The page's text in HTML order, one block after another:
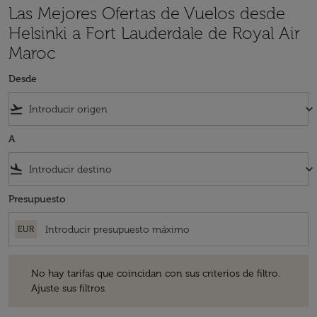
Las Mejores Ofertas de Vuelos desde
Helsinki a Fort Lauderdale de Royal Air
Maroc
Desde
flight_takeoff keyboard_arrow_down
A
flight_land keyboard_arrow_down
Presupuesto
EUR
No hay tarifas que coincidan con sus criterios de filtro.
Ajuste sus filtros.